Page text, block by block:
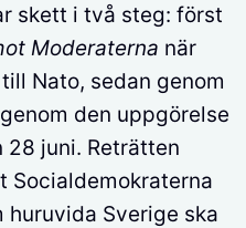
skett i två steg: först
Moderaterna när
Nato, sedan genom
genom den uppgörelse
28 juni. Reträtten
Socialdemokraterna
huruvida Sverige ska